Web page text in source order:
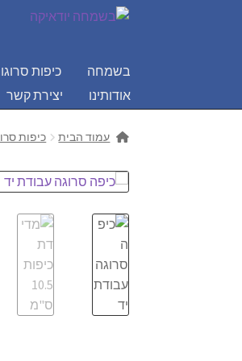
דלג
לדלג
בשמחה כיפות
אודותינו
יצירת קשר
עמוד הבית כיפות